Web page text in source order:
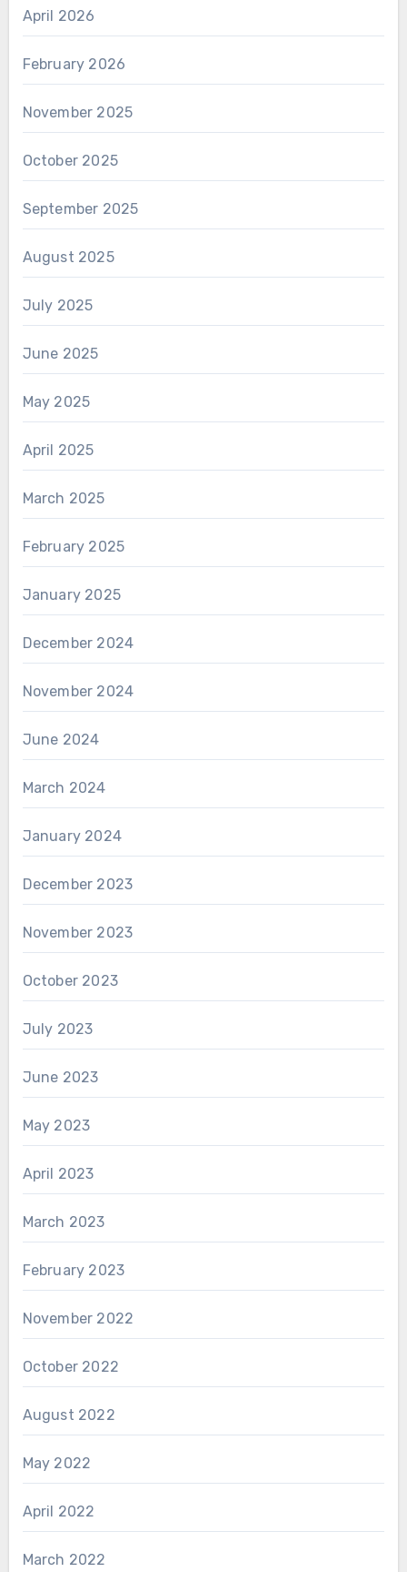
April 2026
February 2026
November 2025
October 2025
September 2025
August 2025
July 2025
June 2025
May 2025
April 2025
March 2025
February 2025
January 2025
December 2024
November 2024
June 2024
March 2024
January 2024
December 2023
November 2023
October 2023
July 2023
June 2023
May 2023
April 2023
March 2023
February 2023
November 2022
October 2022
August 2022
May 2022
April 2022
March 2022